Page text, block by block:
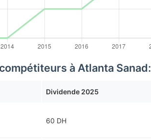
à Atlanta Sanad:
Dividende 2025
60 DH